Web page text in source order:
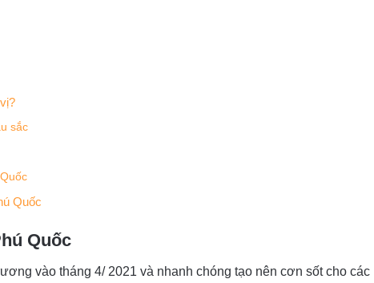
sắc
Quốc
Quốc
vào tháng 4/ 2021 và nhanh chóng tạo nên cơn sốt cho các